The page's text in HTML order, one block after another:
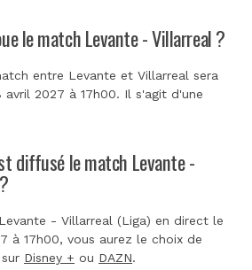
le match Levante - Villarreal ?
entre Levante et Villarreal sera
avril 2027 à 17h00. Il s'agit d'une
diffusé le match Levante -
- Villarreal (Liga) en direct le
à 17h00, vous aurez le choix de
Disney + ou DAZN.